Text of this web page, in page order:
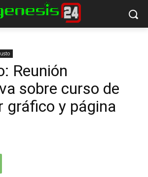
Reunión
sobre curso de
gráfico y página